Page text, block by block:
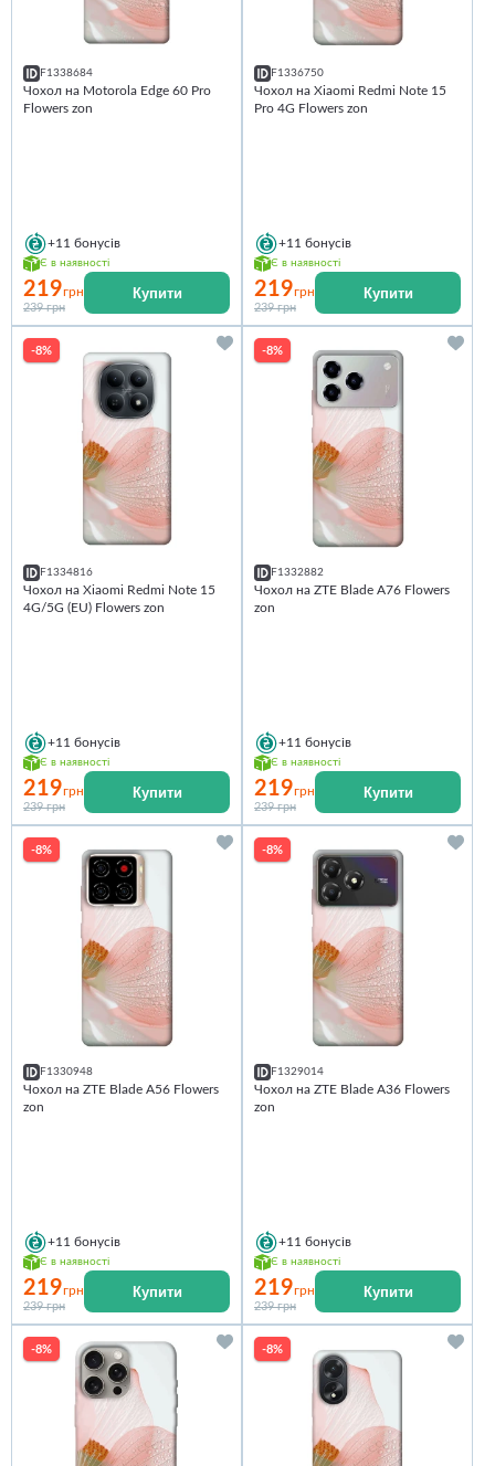
F1338684
Чохол на Motorola Edge 60 Pro
Flowers zon
+11 бонусів
Є в наявності
219грн
239 грн
Купити
F1336750
Чохол на Xiaomi Redmi Note 15
Pro 4G Flowers zon
+11 бонусів
Є в наявності
219грн
239 грн
Купити
-8%
F1334816
Чохол на Xiaomi Redmi Note 15
4G/5G (EU) Flowers zon
+11 бонусів
Є в наявності
219грн
239 грн
Купити
-8%
F1332882
Чохол на ZTE Blade A76 Flowers
zon
+11 бонусів
Є в наявності
219грн
239 грн
Купити
-8%
F1330948
Чохол на ZTE Blade A56 Flowers
zon
+11 бонусів
Є в наявності
219грн
239 грн
Купити
-8%
F1329014
Чохол на ZTE Blade A36 Flowers
zon
+11 бонусів
Є в наявності
219грн
239 грн
Купити
-8% -8%